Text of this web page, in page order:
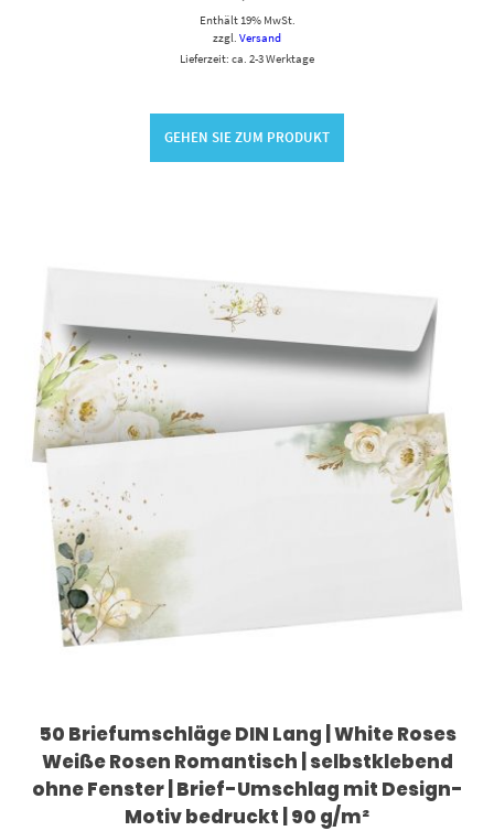
Enthält 19% MwSt.
zzgl. Versand
Lieferzeit: ca. 2-3 Werktage
GEHEN SIE ZUM PRODUKT
50 Briefumschläge DIN Lang | White Roses
Weiße Rosen Romantisch | selbstklebend
ohne Fenster | Brief-Umschlag mit Design-
Motiv bedruckt | 90 g/m²